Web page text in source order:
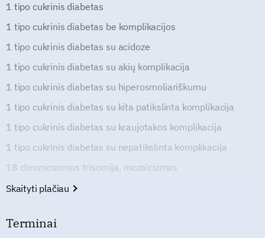
1 tipo cukrinis diabetas
1 tipo cukrinis diabetas be komplikacijos
1 tipo cukrinis diabetas su acidoze
1 tipo cukrinis diabetas su akių komplikacija
1 tipo cukrinis diabetas su hiperosmoliariškumu
1 tipo cukrinis diabetas su kita patikslinta komplikacija
1 tipo cukrinis diabetas su kraujotakos komplikacija
1 tipo cukrinis diabetas su nepatikslinta komplikacija
18 chromosomos trisomija, mozaicizmas
Skaityti plačiau
Terminai